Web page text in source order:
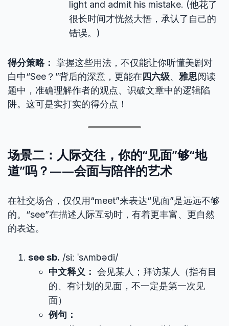
light and admit his mistake. (他花了
很长时间才恍然大悟，承认了自己的
错误。)
得分策略： 掌握这些用法，不仅能让你听懂美剧对
白中“See？”背后的深意，更能在 四六级、 雅思阅读
题中，准确理解作者的观点、识破文章中的逻辑陷
阱。这可是实打实的得分点！
场景二：人际交往，你的“见面”够“地
道”吗？——会面与陪伴的艺术
在社交场合，仅仅用“meet”来表达“见面”是远远不够
的。“see”在描述人际互动时，有着更丰富、更自然
的表达。
see sb. /siː ˈsʌmbədi/
中文释义： 会见某人；拜访某人（指有目
的、有计划的见面，不一定是第一次见
面）
例句：